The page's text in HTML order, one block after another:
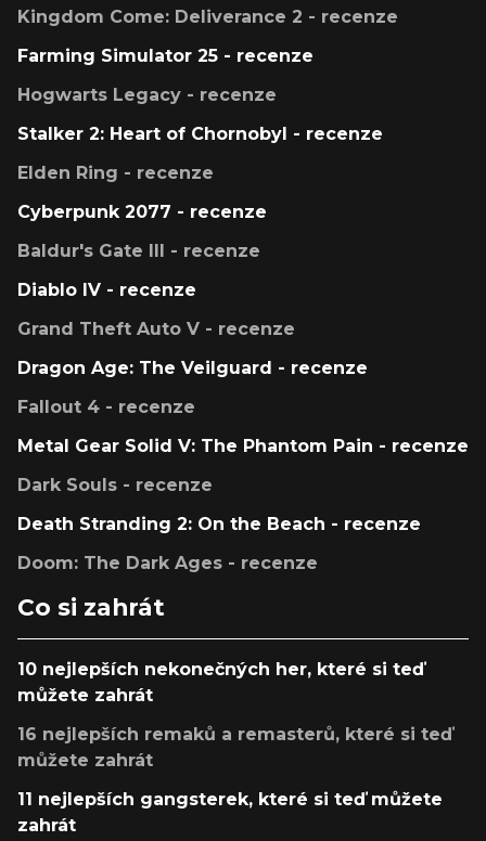
Kingdom Come: Deliverance 2 - recenze
Farming Simulator 25 - recenze
Hogwarts Legacy - recenze
Stalker 2: Heart of Chornobyl - recenze
Elden Ring - recenze
Cyberpunk 2077 - recenze
Baldur's Gate III - recenze
Diablo IV - recenze
Grand Theft Auto V - recenze
Dragon Age: The Veilguard - recenze
Fallout 4 - recenze
Metal Gear Solid V: The Phantom Pain - recenze
Dark Souls - recenze
Death Stranding 2: On the Beach - recenze
Doom: The Dark Ages - recenze
Co si zahrát
10 nejlepších nekonečných her, které si teď
můžete zahrát
16 nejlepších remaků a remasterů, které si teď
můžete zahrát
11 nejlepších gangsterek, které si teď můžete
zahrát